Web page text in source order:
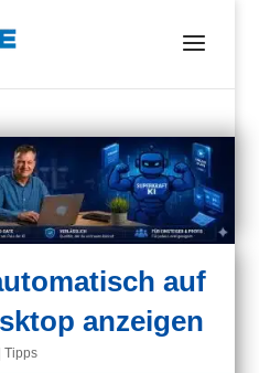
auf
anzeigen
|Tipps